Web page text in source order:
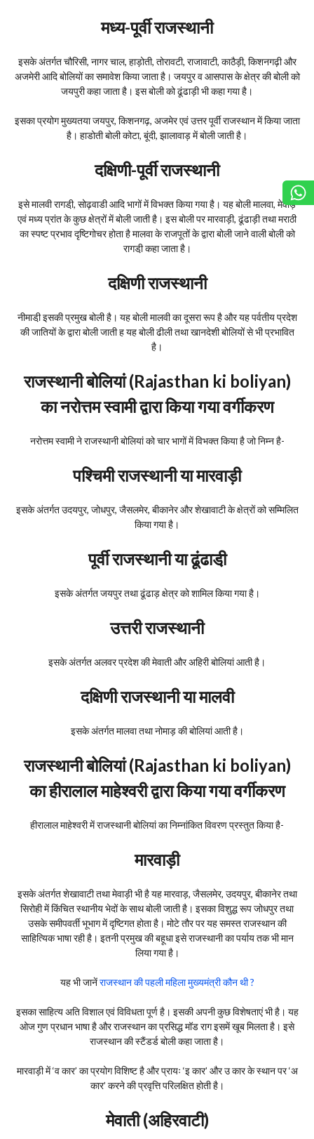
मध्य-पूर्वी राजस्थानी
इसके अंतर्गत चौरिसी, नागर चाल, हाड़ोती, तोरावटी, राजावाटी, काठैड़ी, किशनगढ़ी और
अजमेरी आदि बोलियों का समावेश किया जाता है। जयपुर व आसपास के क्षेत्र की बोली को
जयपुरी कहा जाता है। इस बोली को ढूंढाड़ी भी कहा गया है।
इसका प्रयोग मुख्यतया जयपुर, किशनगढ़, अजमेर एवं उत्तर पूर्वी राजस्थान में किया जाता
है। हाडोती बोली कोटा, बूंदी, झालावाड़ में बोली जाती है।
दक्षिणी-पूर्वी राजस्थानी
इसे मालवी रागडी़, सोढ़वाडी आदि भागों में विभक्त किया गया है। यह बोली मालवा, मेवाड़
एवं मध्य प्रांत के कुछ क्षेत्रों में बोली जाती है। इस बोली पर मारवाड़ी, ढूंढाड़ी तथा मराठी
का स्पष्ट प्रभाव दृष्टिगोचर होता है‌ मालवा के राजपूतों के द्वारा बोली जाने वाली बोली को
रागडी़ कहा जाता है।
दक्षिणी राजस्थानी
नीमाडी़ इसकी प्रमुख बोली है। यह बोली मालवी का दूसरा रूप है और यह पर्वतीय प्रदेश
की जातियों के द्वारा बोली जाती ह यह बोली ढीली तथा खानदेशी बोलियों से भी प्रभावित
है।
राजस्थानी बोलियां (Rajasthan ki boliyan)
का नरोत्तम स्वामी द्वारा किया गया वर्गीकरण
नरोत्तम स्वामी ने राजस्थानी बोलियां को चार भागों में विभक्त किया है जो निम्न है-
पश्चिमी राजस्थानी या मारवाड़ी
इसके अंतर्गत उदयपुर, जोधपुर, जैसलमेर, बीकानेर और शेखावाटी के क्षेत्रों को सम्मिलित
किया गया है।
पूर्वी राजस्थानी या ढूंढाडी़
इसके अंतर्गत जयपुर तथा ढूंढाड़ क्षेत्र को शामिल किया गया है।
उत्तरी राजस्थानी
इसके अंतर्गत अलवर प्रदेश की मेवाती और अहिरी बोलियां आती है।
दक्षिणी राजस्थानी या मालवी
इसके अंतर्गत मालवा तथा नोमाड़ की बोलियां आती है।
राजस्थानी बोलियां (Rajasthan ki boliyan)
का हीरालाल माहेश्वरी द्वारा किया गया वर्गीकरण
हीरालाल माहेश्वरी में राजस्थानी बोलियां का निम्नांकित विवरण प्रस्तुत किया है-
मारवाड़ी
इसके अंतर्गत शेखावाटी तथा मेवाड़ी भी है‌ यह मारवाड़, जैसलमेर, उदयपुर, बीकानेर तथा
सिरोही में किंचित स्थानीय भेदों के साथ बोली जाती है। इसका विशुद्ध रूप जोधपुर तथा
उसके समीपवर्ती भूभाग में दृष्टिगत होता है। मोटे तौर पर यह समस्त राजस्थान की
साहित्यिक भाषा रही है। इतनी प्रमुख की बहूधा इसे राजस्थानी का पर्याय तक भी मान
लिया गया है।
यह भी जानेंराजस्थान की पहली महिला मुख्यमंत्री कौन थी ?
इसका साहित्य अति विशाल एवं विविधता पूर्ण है। इसकी अपनी कुछ विशेषताएं भी है। यह
ओज गुण प्रधान भाषा है और राजस्थान का प्रसिद्ध मॉड राग इसमें खूब मिलता है। इसे
राजस्थान की स्टैंडर्ड बोली कहा जाता है।
मारवाड़ी में ‘व कार’ का प्रयोग विशिष्ट है और प्रायः ‘इ कार’ और उ कार के स्थान पर ‘अ
कार’ करने की प्रवृत्ति परिलक्षित होती है।
मेवाती (अहिरवाटी)